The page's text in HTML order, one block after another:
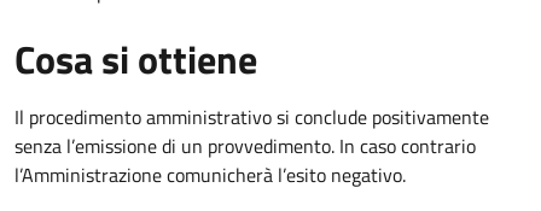
Cosa si ottiene
Il procedimento amministrativo si conclude positivamente
senza l’emissione di un provvedimento. In caso contrario
l’Amministrazione comunicherà l’esito negativo.